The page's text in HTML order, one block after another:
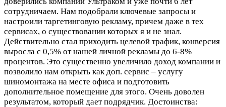
сотрудничаем. Нам подобрали ключевые запросы и
настроили таргетинговую рекламу, причем даже в тех
сервисах, о существовании которых я и не знал.
Действительно стал приходить целевой трафик, конверсия
выросла с 0,5% от нашей личной рекламы до 6-8%
процентов. Это существенно увеличило доход компании и
позволило нам открыть как доп. сервис – услугу
шиномонтажа на месте офиса и подготовить
дополнительное помещение для этого. Очень доволен
результатом, который дает подрядчик. Достоинства: